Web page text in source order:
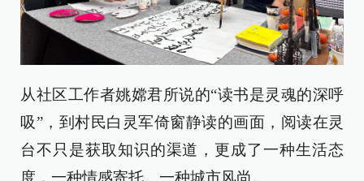
从社区工作者姚嫦君所说的“读书是灵魂的深呼
吸”，到村民白灵军倚窗静读的画面，阅读在灵
台不只是获取知识的渠道，更成了一种生活态
度，一种情感寄托、一种城市风尚。